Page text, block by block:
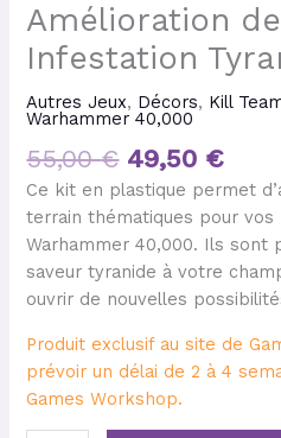
Amélioration
Infestation
Autres Jeux, Décors, Kill
Warhammer 40,000
55,00€ 49,50 €
Ce kit en plastique permet
terrain thématiques pour
Warhammer 40,000. Ils sont
saveur tyranide à votre
ouvrir de nouvelles
Produit exclusif au site de
prévoir un délai de 2 à 4
Games Workshop.